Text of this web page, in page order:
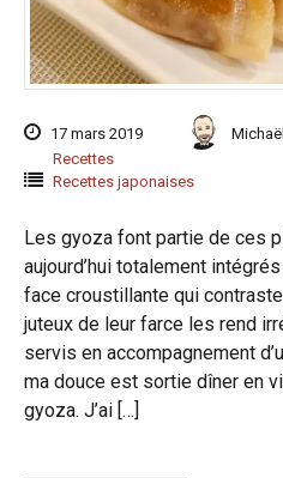
17 mars 2019
Michaël
Recettes
Recettes japonaises
Les gyoza font partie de ces
aujourd’hui totalement
face croustillante qui
juteux de leur farce les rend
servis en accompagnement
ma douce est sortie dîner en
gyoza. J’ai […]